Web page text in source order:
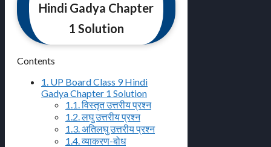
Hindi Gadya Chapter
1 Solution
Contents
1. UP Board Class 9 Hindi
Gadya Chapter 1 Solution
1.1. विस्तृत उत्तरीय प्रश्न
1.2. लघु उत्तरीय प्रश्न
1.3. अतिलघु उत्तरीय प्रश्न
1.4. व्याकरण-बोध